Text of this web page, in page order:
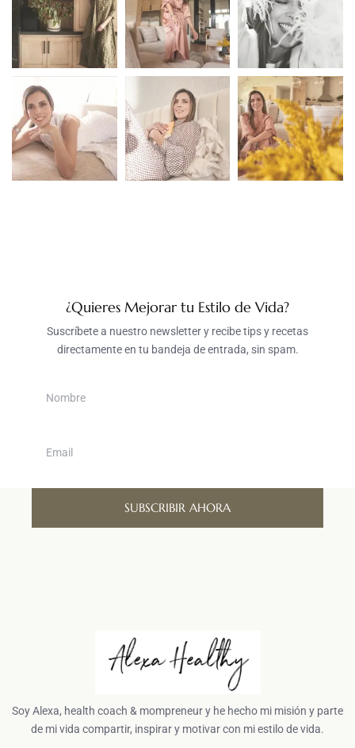
¿Quieres Mejorar tu Estilo de Vida?
Suscríbete a nuestro newsletter y recibe tips y recetas
directamente en tu bandeja de entrada, sin spam.
SUBSCRIBIR AHORA
Soy Alexa, health coach & mompreneur y he hecho mi misión y parte
de mi vida compartir, inspirar y motivar con mi estilo de vida.